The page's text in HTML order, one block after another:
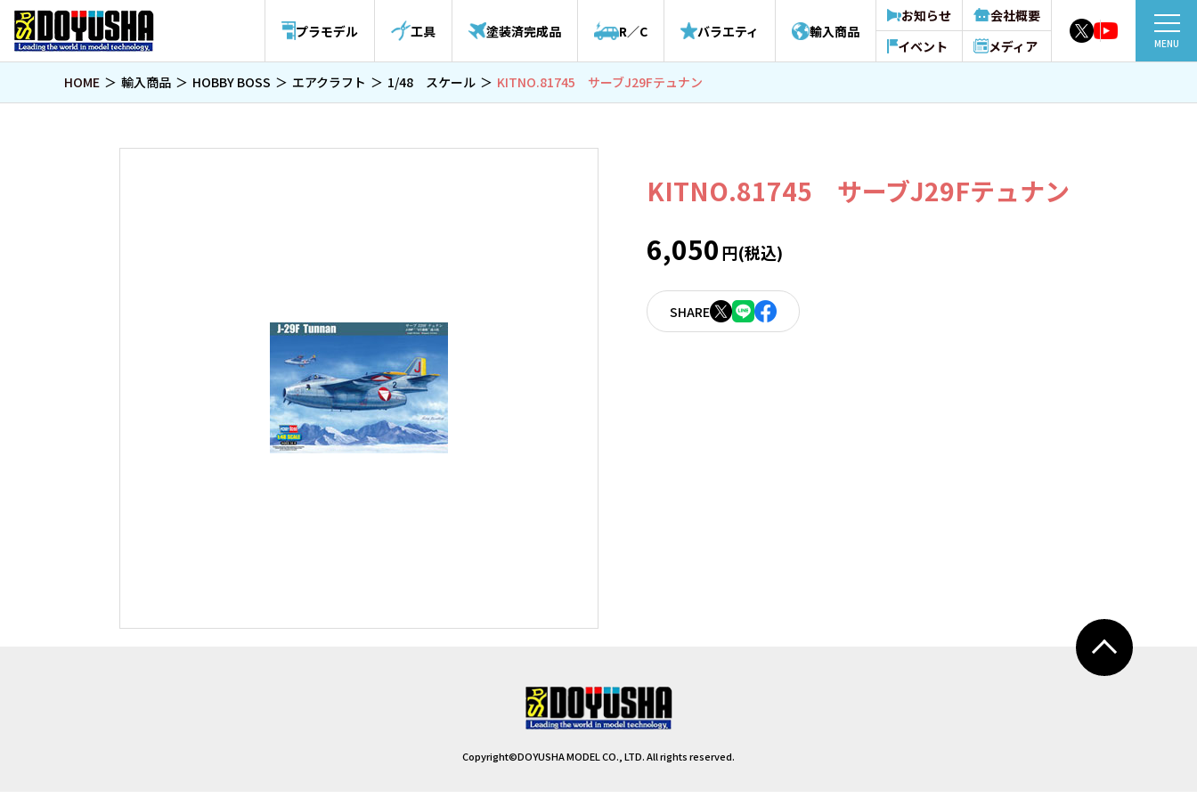
プラモデル 工具 塗装済完成品 R／C バラエティ 輸入商品
お知らせ
イベント
会社概要
メディア
MENU
HOME 輸入商品 HOBBY BOSS エアクラフト 1/48 スケール KITNO.81745 サーブJ29Fテュナン
KITNO.81745 サーブJ29Fテュナン
6,050円(税込)
SHARE
Copyright©DOYUSHA MODEL CO., LTD. All rights reserved.